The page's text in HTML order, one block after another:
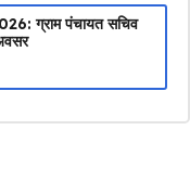
ग्राम पंचायत सचिव